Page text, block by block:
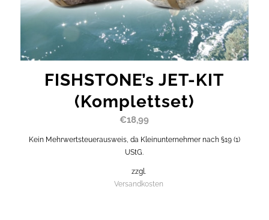
FISHSTONE’s JET-KIT
(Komplettset)
€18,99
Kein Mehrwertsteuerausweis, da Kleinunternehmer nach §19 (1)
UStG.
zzgl.
Versandkosten